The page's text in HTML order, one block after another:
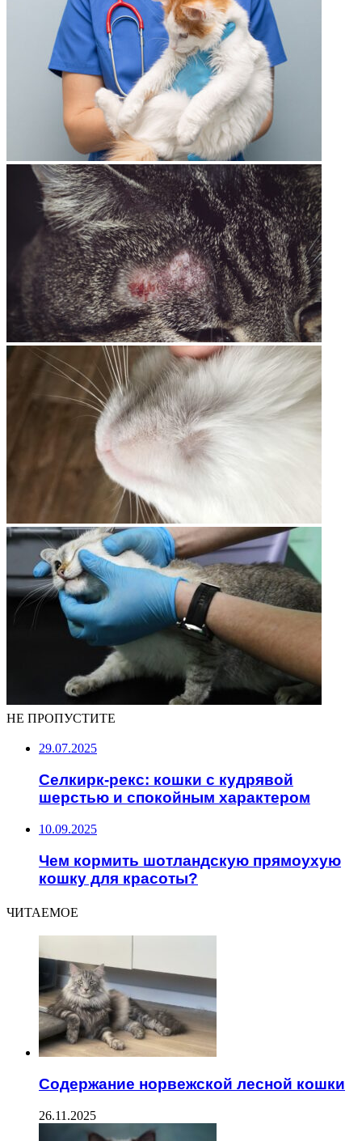
НЕ ПРОПУСТИТЕ
29.07.2025
Селкирк-рекс: кошки с кудрявой
шерстью и спокойным характером
10.09.2025
Чем кормить шотландскую прямоухую
кошку для красоты?
ЧИТАЕМОЕ
Содержание норвежской лесной кошки
26.11.2025